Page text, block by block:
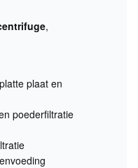
,
plaat en
poederfiltratie